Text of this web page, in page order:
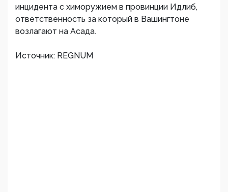
инцидента с химоружием в провинции Идлиб,
ответственность за который в Вашингтоне
возлагают на Асада.
Источник: REGNUM